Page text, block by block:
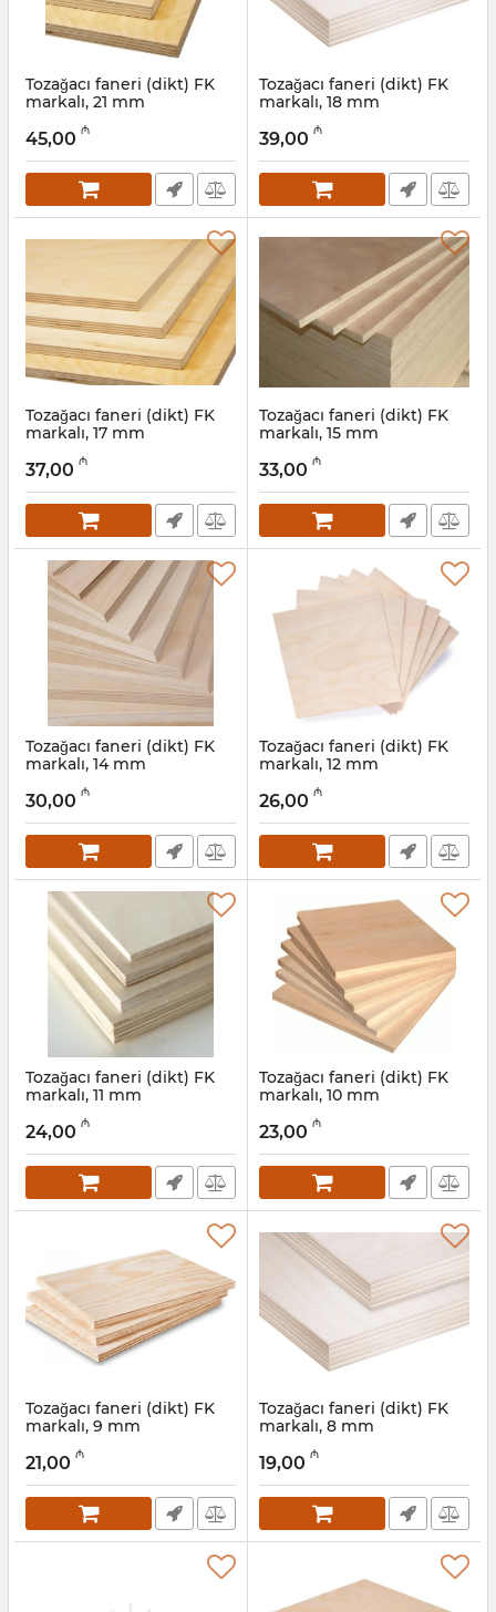
Tozağacı faneri (dikt) FK
markalı, 21 mm
041001015
45,00 ₼
Tozağacı faneri (dikt) FK
markalı, 18 mm
041001014
39,00 ₼
Tozağacı faneri (dikt) FK
markalı, 17 mm
041001013
37,00 ₼
Tozağacı faneri (dikt) FK
markalı, 15 mm
041001012
33,00 ₼
Tozağacı faneri (dikt) FK
markalı, 14 mm
041001011
30,00 ₼
Tozağacı faneri (dikt) FK
markalı, 12 mm
041001010
26,00 ₼
Tozağacı faneri (dikt) FK
markalı, 11 mm
041001009
24,00 ₼
Tozağacı faneri (dikt) FK
markalı, 10 mm
041001008
23,00 ₼
Tozağacı faneri (dikt) FK
markalı, 9 mm
041001007
21,00 ₼
Tozağacı faneri (dikt) FK
markalı, 8 mm
041001006
19,00 ₼